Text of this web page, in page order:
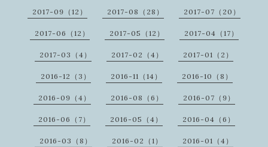
2017-09（12） 2017-08（28） 2017-07（20）
2017-06（12） 2017-05（12） 2017-04（17）
2017-03（4） 2017-02（4） 2017-01（2）
2016-12（3） 2016-11（14） 2016-10（8）
2016-09（4） 2016-08（6） 2016-07（9）
2016-06（7） 2016-05（4） 2016-04（6）
2016-03（8） 2016-02（1） 2016-01（4）